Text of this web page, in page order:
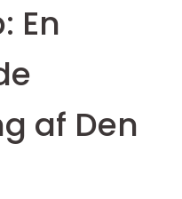
En
af Den